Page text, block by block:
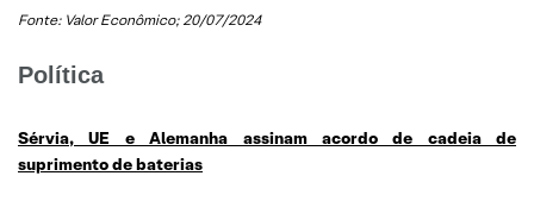
Fonte: Valor Econômico; 20/07/2024
Política
Sérvia, UE e Alemanha assinam acordo de cadeia de
suprimento de baterias